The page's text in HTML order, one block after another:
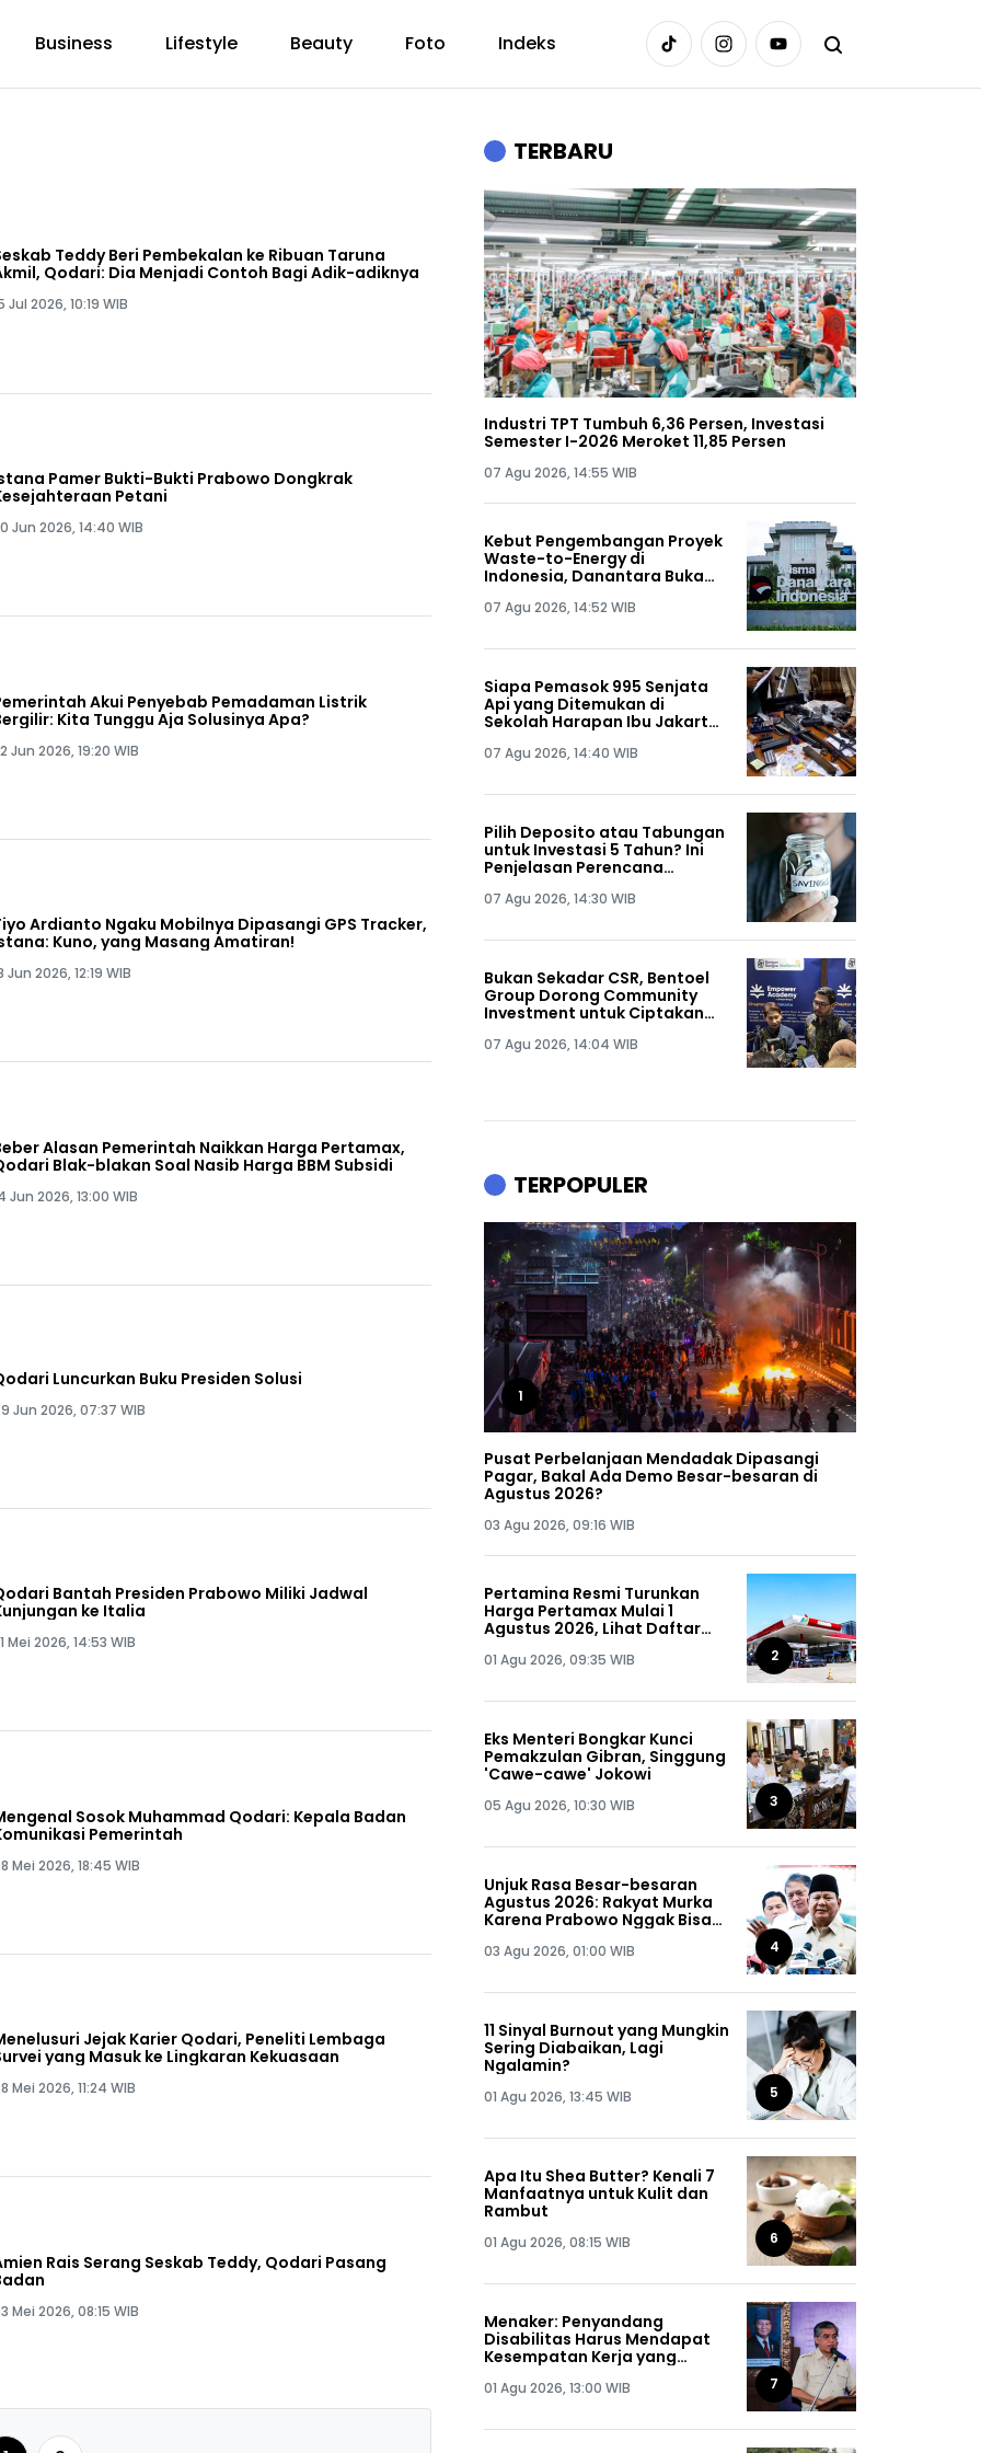
Business Lifestyle Beauty Foto Indeks
Teddy Beri Pembekalan ke Ribuan Taruna
Qodari: Dia Menjadi Contoh Bagi Adik-adiknya
Jul 2026, 10:19 WIB
Pamer Bukti-Bukti Prabowo Dongkrak
Petani
Jun 2026, 14:40 WIB
Akui Penyebab Pemadaman Listrik
Kita Tunggu Aja Solusinya Apa?
Jun 2026, 19:20 WIB
Ardianto Ngaku Mobilnya Dipasangi GPS Tracker,
Kuno, yang Masang Amatiran!
Jun 2026, 12:19 WIB
Alasan Pemerintah Naikkan Harga Pertamax,
Blak-blakan Soal Nasib Harga BBM Subsidi
Jun 2026, 13:00 WIB
Luncurkan Buku Presiden Solusi
Jun 2026, 07:37 WIB
Bantah Presiden Prabowo Miliki Jadwal
ke Italia
Mei 2026, 14:53 WIB
Sosok Muhammad Qodari: Kepala Badan
Pemerintah
Mei 2026, 18:45 WIB
Jejak Karier Qodari, Peneliti Lembaga
Survei yang Masuk ke Lingkaran Kekuasaan
Mei 2026, 11:24 WIB
Rais Serang Seskab Teddy, Qodari Pasang
Mei 2026, 08:15 WIB
TERBARU
Industri TPT Tumbuh 6,36 Persen, Investasi
Semester I-2026 Meroket 11,85 Persen
07 Agu 2026, 14:55 WIB
Kebut Pengembangan Proyek
Waste-to-Energy di
Indonesia, Danantara Buka
07 Agu 2026, 14:52 WIB
Siapa Pemasok 995 Senjata
Api yang Ditemukan di
Sekolah Harapan Ibu Jakarta
07 Agu 2026, 14:40 WIB
Pilih Deposito atau Tabungan
untuk Investasi 5 Tahun? Ini
Penjelasan Perencana
07 Agu 2026, 14:30 WIB
Bukan Sekadar CSR, Bentoel
Group Dorong Community
Investment untuk Ciptakan
07 Agu 2026, 14:04 WIB
TERPOPULER
1
Pusat Perbelanjaan Mendadak Dipasangi
Pagar, Bakal Ada Demo Besar-besaran di
Agustus 2026?
03 Agu 2026, 09:16 WIB
Pertamina Resmi Turunkan
Harga Pertamax Mulai 1
Agustus 2026, Lihat Daftar
01 Agu 2026, 09:35 WIB 2
Eks Menteri Bongkar Kunci
Pemakzulan Gibran, Singgung
'Cawe-cawe' Jokowi
05 Agu 2026, 10:30 WIB 3
Unjuk Rasa Besar-besaran
Agustus 2026: Rakyat Murka
Karena Prabowo Nggak Bisa
03 Agu 2026, 01:00 WIB 4
11 Sinyal Burnout yang Mungkin
Sering Diabaikan, Lagi
Ngalamin?
01 Agu 2026, 13:45 WIB 5
Apa Itu Shea Butter? Kenali 7
Manfaatnya untuk Kulit dan
Rambut
01 Agu 2026, 08:15 WIB 6
Menaker: Penyandang
Disabilitas Harus Mendapat
Kesempatan Kerja yang
01 Agu 2026, 13:00 WIB 7